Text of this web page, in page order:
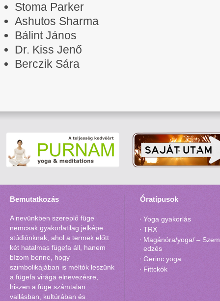
Stoma Parker
Ashutos Sharma
Bálint János
Dr. Kiss Jenő
Berczik Sára
Bemutatkozás
A nevünkben szereplő füge
nemcsak gyakorlatilag jelképe
stúdiónknak, ahol a termek előtt
két hatalmas fügefa áll, hanem
bízom benne, hogy
szimbolikájában is méltók leszünk
a fügefa virága elnevezésre,
hiszen a füge számtalan
vallásban, kultúrában és
Óratípusok
Yoga gyakorlás
TRX
Magánóra/yoga/ –
edzés
Gerinc yoga
Fittckók